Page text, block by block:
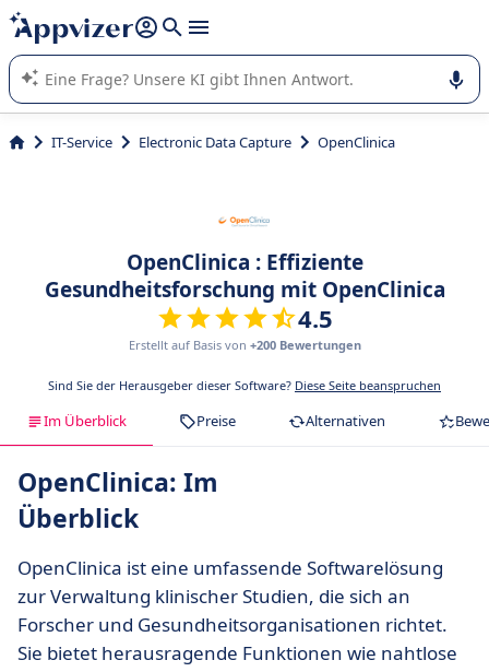
beantworten (mehrere Zeilen mit
Die KI von Appvizer führt Sie bei der Nutzung oder Auswahl
von SaaS-Software in Unternehmen.
IT-Service Electronic Data Capture OpenClinica
OpenClinica : Effiziente
Gesundheitsforschung mit OpenClinica
4.5
Erstellt auf Basis von +200 Bewertungen
Sind Sie der Herausgeber dieser Software? Diese Seite beanspruchen
Im Überblick Preise Alternativen
OpenClinica: Im
Überblick
OpenClinica ist eine umfassende Softwarelösung
zur Verwaltung klinischer Studien, die sich an
Forscher und Gesundheitsorganisationen richtet.
Sie bietet herausragende Funktionen wie nahtlose